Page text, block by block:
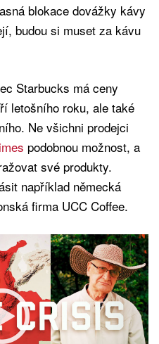
blokace dovážky kávy
budou si muset za kávu
Starbucks má ceny
letošního roku, ale také
Ne všichni prodejci
podobnou možnost, a
své produkty.
například německá
firma UCC Coffee.